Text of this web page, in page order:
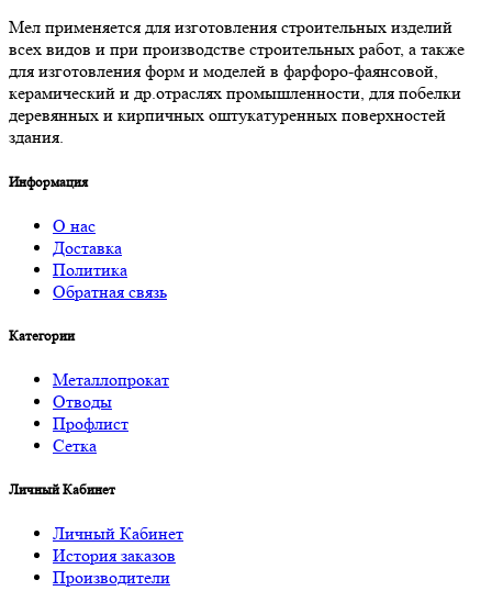
Мел применяется для изготовления строительных изделий
всех видов и при производстве строительных работ, а также
для изготовления форм и моделей в фарфоро-фаянсовой,
керамический и др.отраслях промышленности, для побелки
деревянных и кирпичных оштукатуренных поверхностей
здания.
Информация
О нас
Доставка
Политика
Обратная связь
Категории
Металлопрокат
Отводы
Профлист
Сетка
Личный Кабинет
Личный Кабинет
История заказов
Производители